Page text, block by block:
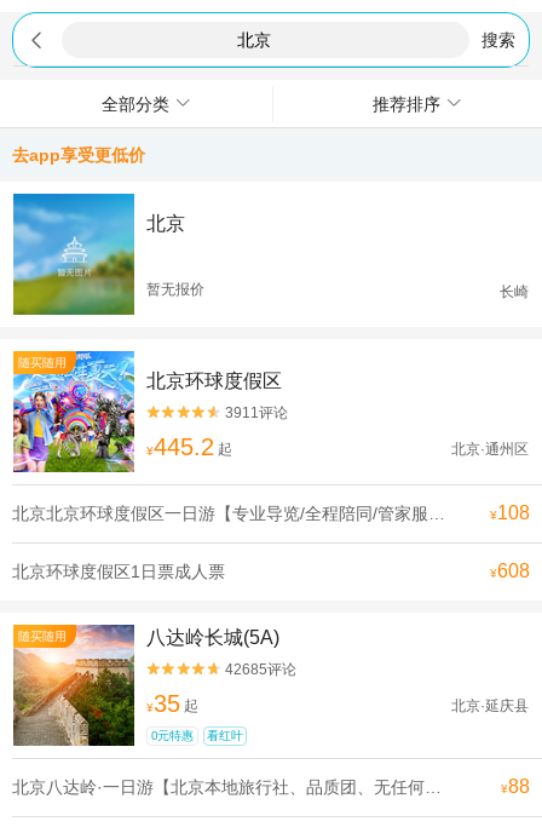
 搜索
全部分类 推荐排序
去app享受更低价
北京
暂无报价 长崎
随买随用
北京环球度假区

 3911评论
¥445.2 起 北京·通州区
¥108
北京环球度假区1日票成人票 ¥608
随买随用 八达岭长城(5A)

 42685评论
¥35 起 北京·延庆县
0元特惠 看红叶
¥88